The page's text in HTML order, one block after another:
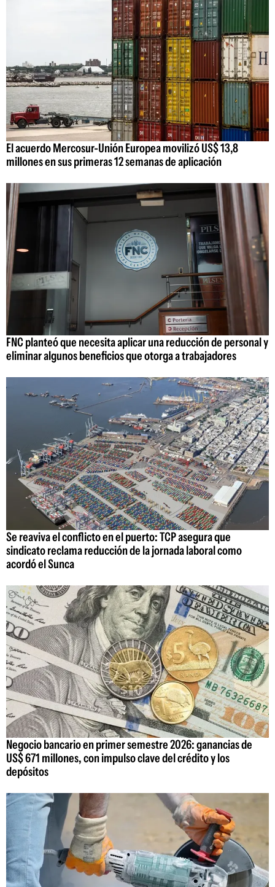
El acuerdo Mercosur-Unión Europea movilizó US$ 13,8
millones en sus primeras 12 semanas de aplicación
FNC planteó que necesita aplicar una reducción de personal y
eliminar algunos beneficios que otorga a trabajadores
Se reaviva el conflicto en el puerto: TCP asegura que
sindicato reclama reducción de la jornada laboral como
acordó el Sunca
Negocio bancario en primer semestre 2026: ganancias de
US$ 671 millones, con impulso clave del crédito y los
depósitos